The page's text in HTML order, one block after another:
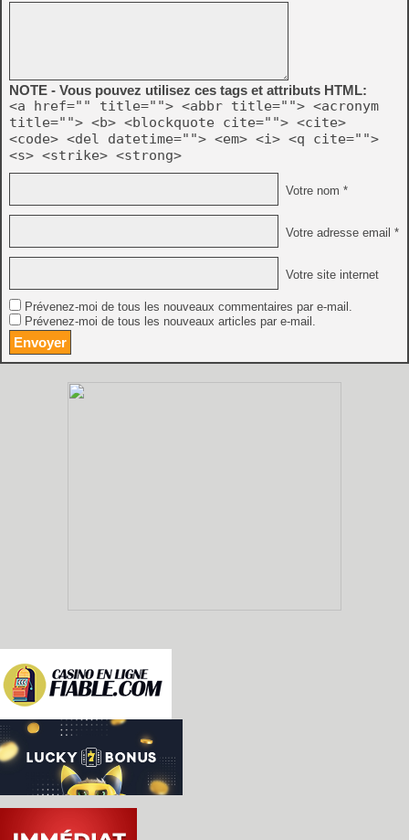
NOTE - Vous pouvez utilisez ces tags et attributs HTML:
<a href="" title=""> <abbr title=""> <acronym
title=""> <b> <blockquote cite=""> <cite>
<code> <del datetime=""> <em> <i> <q cite="">
<s> <strike> <strong>
Votre nom *
Votre adresse email *
Votre site internet
Prévenez-moi de tous les nouveaux commentaires par e-mail.
Prévenez-moi de tous les nouveaux articles par e-mail.